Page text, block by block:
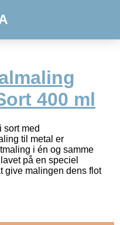
400 ml
sort med
til metal er
i én og samme
på en speciel
give malingen dens flot